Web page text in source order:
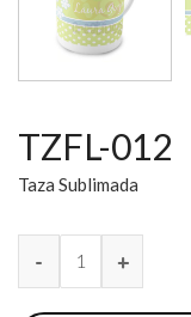
TZFL-012
Taza Sublimada